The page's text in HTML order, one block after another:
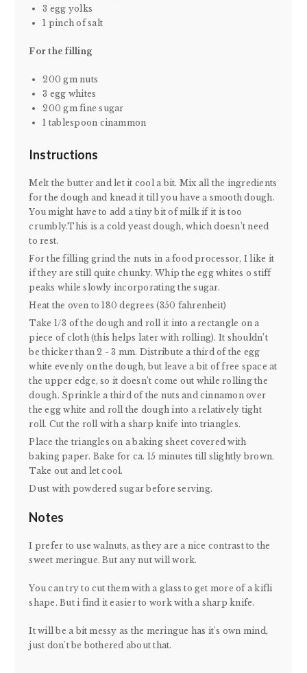
3 egg yolks
1 pinch of salt
For the filling
200 gm nuts
3 egg whites
200 gm fine sugar
1 tablespoon cinammon
Instructions
Melt the butter and let it cool a bit. Mix all the ingredients
for the dough and knead it till you have a smooth dough.
You might have to add a tiny bit of milk if it is too
crumbly.This is a cold yeast dough, which doesn’t need
to rest.
For the filling grind the nuts in a food processor, I like it
if they are still quite chunky. Whip the egg whites o stiff
peaks while slowly incorporating the sugar.
Heat the oven to 180 degrees (350 fahrenheit)
Take 1/3 of the dough and roll it into a rectangle on a
piece of cloth (this helps later with rolling). It shouldn’t
be thicker than 2 - 3 mm. Distribute a third of the egg
white evenly on the dough, but leave a bit of free space at
the upper edge, so it doesn’t come out while rolling the
dough. Sprinkle a third of the nuts and cinnamon over
the egg white and roll the dough into a relatively tight
roll. Cut the roll with a sharp knife into triangles.
Place the triangles on a baking sheet covered with
baking paper. Bake for ca. 15 minutes till slightly brown.
Take out and let cool.
Dust with powdered sugar before serving.
Notes
I prefer to use walnuts, as they are a nice contrast to the
sweet meringue. But any nut will work.
You can try to cut them with a glass to get more of a kifli
shape. But i find it easier to work with a sharp knife.
It will be a bit messy as the meringue has it's own mind,
just don't be bothered about that.